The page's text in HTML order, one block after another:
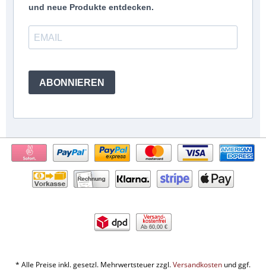
und neue Produkte entdecken.
ABONNIEREN
Ab 60,00 €
* Alle Preise inkl. gesetzl. Mehrwertsteuer zzgl.Versandkosten und ggf.